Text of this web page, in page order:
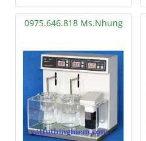
0975.646.818 Ms.Nhung